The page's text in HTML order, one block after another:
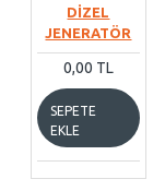
DİZEL
JENERATÖR
0,00 TL
SEPETE
EKLE